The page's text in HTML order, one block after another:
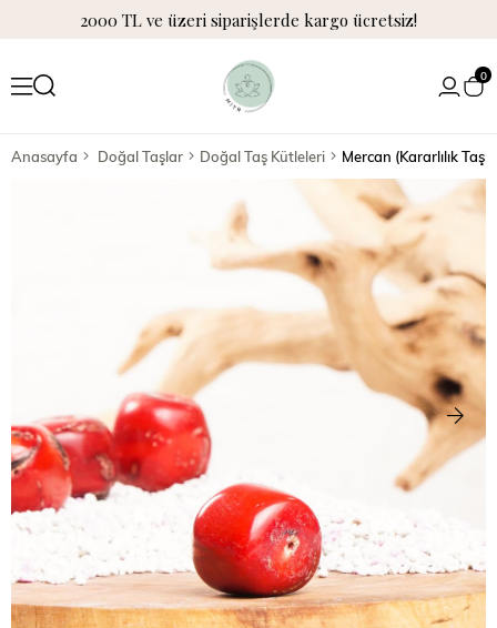
2000 TL ve üzeri siparişlerde kargo ücretsiz!
0
Anasayfa Doğal Taşlar Doğal Taş Kütleleri Mercan (Kararlılık